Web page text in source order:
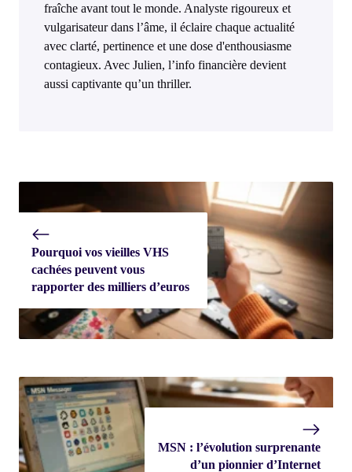
fraîche avant tout le monde. Analyste rigoureux et
vulgarisateur dans l’âme, il éclaire chaque actualité
avec clarté, pertinence et une dose d'enthousiasme
contagieux. Avec Julien, l’info financière devient
aussi captivante qu’un thriller.
Pourquoi vos vieilles VHS
cachées peuvent vous
rapporter des milliers d’euros
MSN : l’évolution surprenante
d’un pionnier d’Internet